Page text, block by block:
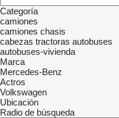
Categoría
camiones
camiones chasis
cabezas tractoras autobuses
autobuses-vivienda
Marca
Mercedes-Benz
Actros
Volkswagen
Ubicación
Radio de búsqueda